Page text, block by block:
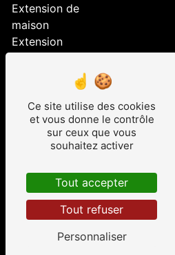
Extension de
maison
Extension
Construction
maison
ossature bois
Surélévation
Studio de
jardin
Vistalid- 2026 - Tous
Ce site utilise des cookies
et vous donne le contrôle
sur ceux que vous
souhaitez activer
Tout accepter
Tout refuser
Personnaliser